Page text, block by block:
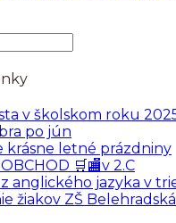
v školskom roku
po jún
krásne letné prázdniny
🛒🏬v 2.C
anglického jazyka v
žiakov ZŠ